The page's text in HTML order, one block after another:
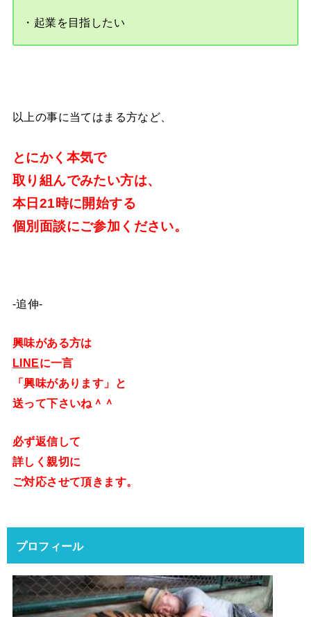
・起業を目指したい
以上の事に当てはまる方など、
とにかく本気で
取り組んでみたい方は、
本日21時に開始する
個別面談にご参加ください。
-追伸-
興味がある方は
LINEに一言
「興味があります」と
送って下さいね＾＾
必ず返信して
詳しく親切に
ご対応させて頂きます。
プロフィール